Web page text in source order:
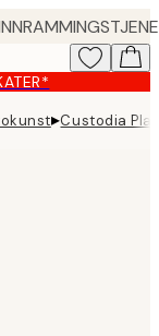
▸Custodia